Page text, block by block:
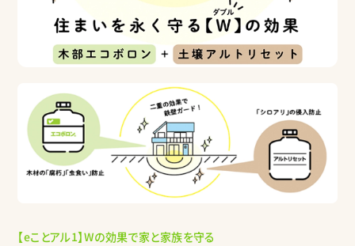
【eことアル1】Wの効果で家と家族を守る